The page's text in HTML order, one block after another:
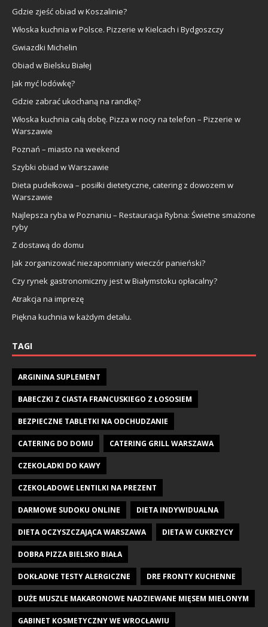
Gdzie zjeść obiad w Koszalinie?
Włoska kuchnia w Polsce. Pizzerie w Kielcach i Bydgoszczy
Gwiazdki Michelin
Obiad w Bielsku Białej
Jak myć lodówkę?
Gdzie zabrać ukochaną na randkę?
Włoska kuchnia całą dobę. Pizza w nocy na telefon – Pizzerie w
Warszawie
Poznań – miasto na weekend
Szybki obiad w Warszawie
Dieta pudełkowa – posiłki dietetyczne, catering z dowozem w
Warszawie
Najlepsza ryba w Poznaniu – Restauracja Rybna: Świetne smażone
ryby
Z dostawą do domu
Jak zorganizować niezapomniany wieczór panieński?
Czy rynek gastronomiczny jest w Białymstoku opłacalny?
Atrakcja na imprezę
Piękna kuchnia w każdym detalu.
TAGI
ARGININA SUPLEMENT
BABECZKI Z CIASTA FRANCUSKIEGO Z ŁOSOSIEM
BEZPIECZNE TABLETKI NA ODCHUDZANIE
CATERING DO DOMU CATERING GRILL WARSZAWA
CZEKOLADKI DO KAWY
CZEKOLADOWE LENTILKI NA PREZENT
DARMOWE SUDOKU ONLINE DIETA INDYWIDUALNA
DIETA OCZYSZCZAJĄCA WARSZAWA DIETA W CUKRZYCY
DOBRA PIZZA BIELSKO BIAŁA
DOKŁADNE TESTY ALERGICZNE DRE FRONTY KUCHENNE
DUŻE MUSZLE MAKARONOWE NADZIEWANE MIĘSEM MIELONYM
GABINET KOSMETYCZNY WE WROCŁAWIU